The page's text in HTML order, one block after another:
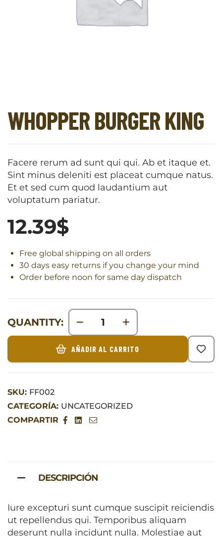
WHOPPER BURGER KING
Facere rerum ad sunt qui qui. Ab et itaque et.
Sint minus deleniti est placeat cumque natus.
Et et sed cum quod laudantium aut
voluptatum pariatur.
12.39$
Free global shipping on all orders
30 days easy returns if you change your mind
Order before noon for same day dispatch
QUANTITY:
AÑADIR AL CARRITO
SKU: FF002
CATEGORÍA: UNCATEGORIZED
COMPARTIR
Facebook
Linkedin
Email
DESCRIPCIÓN
Iure excepturi sunt cumque suscipit reiciendis
ut repellendus qui. Temporibus aliquam
deserunt nulla incidunt nulla. Molestiae aut